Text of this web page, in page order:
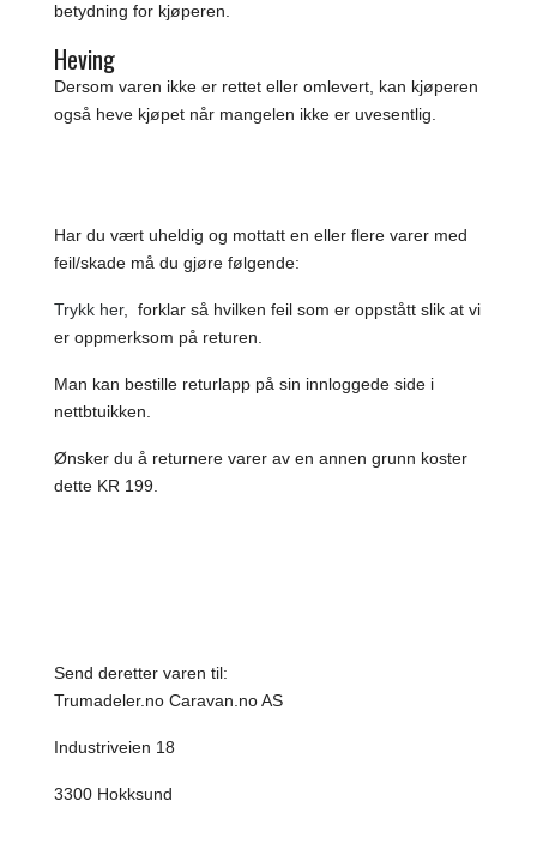
betydning for kjøperen.
Heving
Dersom varen ikke er rettet eller omlevert, kan kjøperen
også heve kjøpet når mangelen ikke er uvesentlig.
Har du vært uheldig og mottatt en eller flere varer med
feil/skade må du gjøre følgende:
Trykk her, forklar så hvilken feil som er oppstått slik at vi
er oppmerksom på returen.
Man kan bestille returlapp på sin innloggede side i
nettbtuikken.
Ønsker du å returnere varer av en annen grunn koster
dette KR 199.
Send deretter varen til:
Trumadeler.no Caravan.no AS
Industriveien 18
3300 Hokksund